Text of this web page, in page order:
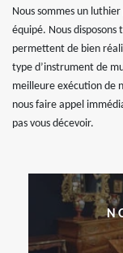
Nous sommes un
équipé. Nous
permettent de bien
type d’instrument de
meilleure exécution de
nous faire appel
pas vous décevoir.